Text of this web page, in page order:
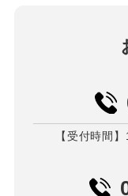
【受付時間